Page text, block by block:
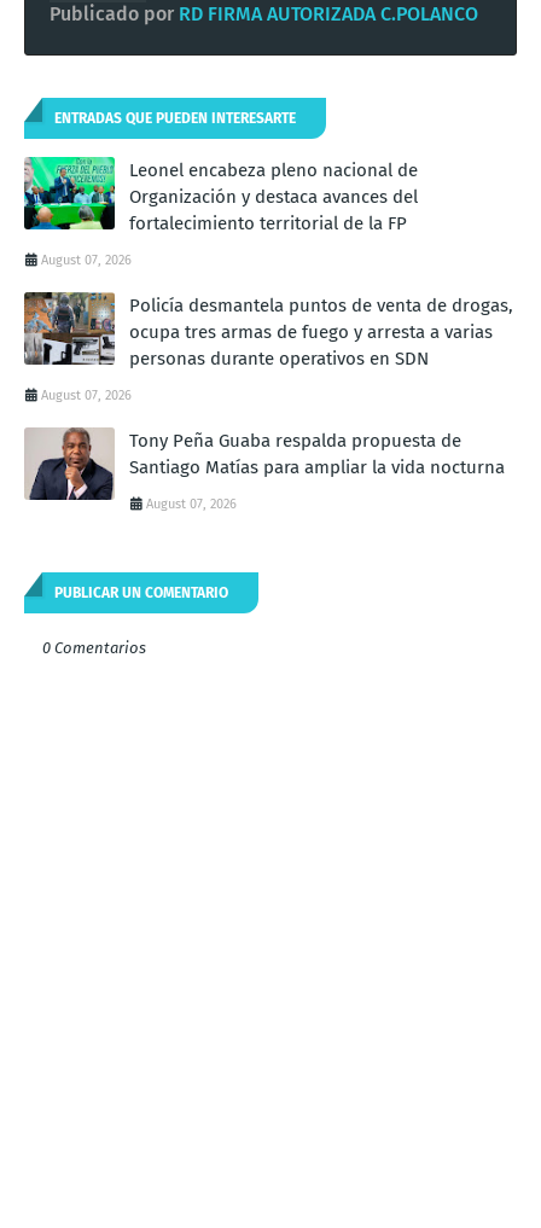
Publicado por RD FIRMA AUTORIZADA C.POLANCO
ENTRADAS QUE PUEDEN INTERESARTE
Leonel encabeza pleno nacional de
Organización y destaca avances del
fortalecimiento territorial de la FP
August 07, 2026
Policía desmantela puntos de venta de drogas,
ocupa tres armas de fuego y arresta a varias
personas durante operativos en SDN
August 07, 2026
Tony Peña Guaba respalda propuesta de
Santiago Matías para ampliar la vida nocturna
August 07, 2026
PUBLICAR UN COMENTARIO
0 Comentarios